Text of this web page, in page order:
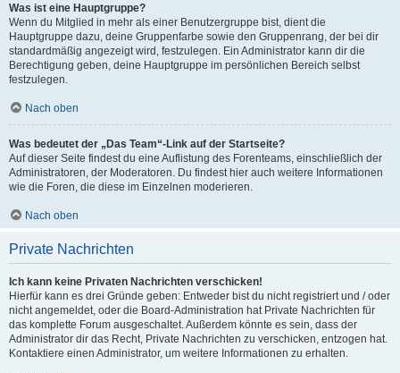
Was ist eine Hauptgruppe?
Wenn du Mitglied in mehr als einer Benutzergruppe bist, dient die
Hauptgruppe dazu, deine Gruppenfarbe sowie den Gruppenrang, der bei dir
standardmäßig angezeigt wird, festzulegen. Ein Administrator kann dir die
Berechtigung geben, deine Hauptgruppe im persönlichen Bereich selbst
festzulegen.
Nach oben
Was bedeutet der „Das Team“-Link auf der Startseite?
Auf dieser Seite findest du eine Auflistung des Forenteams, einschließlich der
Administratoren, der Moderatoren. Du findest hier auch weitere Informationen
wie die Foren, die diese im Einzelnen moderieren.
Nach oben
Private Nachrichten
Ich kann keine Privaten Nachrichten verschicken!
Hierfür kann es drei Gründe geben: Entweder bist du nicht registriert und / oder
nicht angemeldet, oder die Board-Administration hat Private Nachrichten für
das komplette Forum ausgeschaltet. Außerdem könnte es sein, dass der
Administrator dir das Recht, Private Nachrichten zu verschicken, entzogen hat.
Kontaktiere einen Administrator, um weitere Informationen zu erhalten.